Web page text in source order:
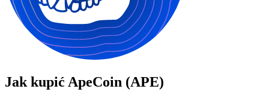
Jak kupić ApeCoin (APE)